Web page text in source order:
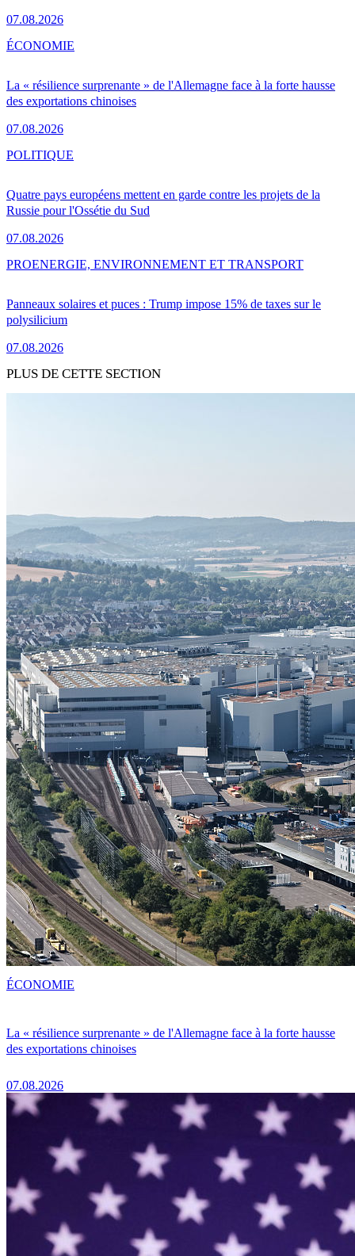
07.08.2026
La « résilience surprenante » de l'Allemagne face à la forte hausse
des exportations chinoises
07.08.2026
ÉCONOMIE
Quatre pays européens mettent en garde contre les projets de la
Russie pour l'Ossétie du Sud
07.08.2026
POLITIQUE
Panneaux solaires et puces : Trump impose 15% de taxes sur le
polysilicium
07.08.2026
PROENERGIE, ENVIRONNEMENT ET TRANSPORT
PLUS DE CETTE SECTION
La « résilience surprenante » de l'Allemagne face à la forte hausse
des exportations chinoises
07.08.2026
ÉCONOMIE